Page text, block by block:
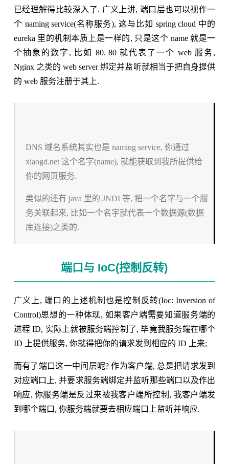
已经理解得比较深入了. 广义上讲, 端口层也可以视作一
个 naming service(名称服务), 这与比如 spring cloud 中的
eureka 里的机制本质上是一样的, 只是这个 name 就是一
个抽象的数字, 比如 80. 80 就代表了一个 web 服务,
Nginx 之类的 web server 绑定并监听就相当于把自身提供
的 web 服务注册于其上.
DNS 域名系统其实也是 naming service, 你通过
xiaogd.net 这个名字(name), 就能获取到我所提供给
你的网页服务.
类似的还有 java 里的 JNDI 等, 把一个名字与一个服
务关联起来, 比如一个名字就代表一个数据源(数据
库连接)之类的.
端口与 IoC(控制反转)
广义上, 端口的上述机制也是控制反转(Ioc: Inversion of
Control)思想的一种体现, 如果客户端需要知道服务端的
进程 ID, 实际上就被服务端控制了, 毕竟我服务端在哪个
ID 上提供服务, 你就得把你的请求发到相应的 ID 上来;
而有了端口这一中间层呢? 作为客户端, 总是把请求发到
对应端口上, 并要求服务端绑定并监听那些端口以及作出
响应, 你服务端是反过来被我客户端所控制, 我客户端发
到哪个端口, 你服务端就要去相应端口上监听并响应.